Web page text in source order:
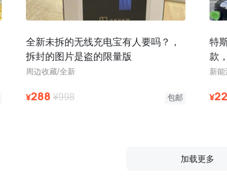
全新未拆的无线充电宝有人要吗？，
拆封的图片是盗的限量版
周边收藏/全新
¥288 ¥998 包邮
特
款
新
¥
加载更多